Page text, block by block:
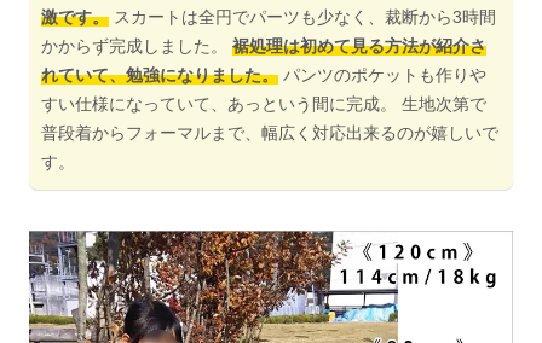
激です。 スカートは全円でパーツも少なく、裁断から3時間
かからず完成しました。裾処理は初めて見る方法が紹介さ
れていて、勉強になりました。 パンツのポケットも作りや
すい仕様になっていて、あっという間に完成。 生地次第で
普段着からフォーマルまで、幅広く対応出来るのが嬉しいで
す。